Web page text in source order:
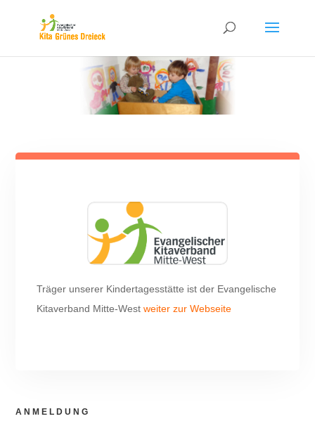
Träger unserer Kindertagesstätte ist der Evangelische
Kitaverband Mitte-Westweiter zur Webseite
ANMELDUNG